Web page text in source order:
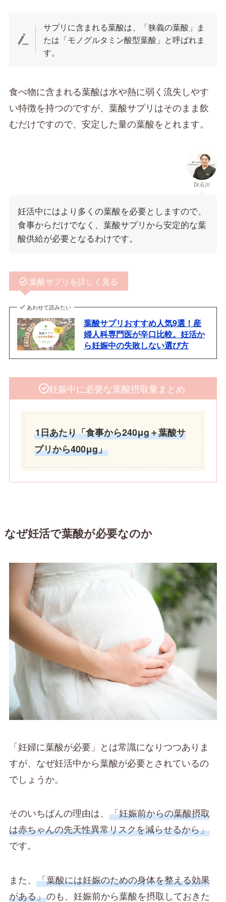
サプリに含まれる葉酸は、「狭義の葉酸」ま
たは「モノグルタミン酸型葉酸」と呼ばれま
す。
食べ物に含まれる葉酸は水や熱に弱く流失しやす
い特徴を持つのですが、葉酸サプリはそのまま飲
むだけですので、安定した量の葉酸をとれます。
Dr.石川
妊活中にはより多くの葉酸を必要としますので、
食事からだけでなく、葉酸サプリから安定的な葉
酸供給が必要となるわけです。
葉酸サプリを詳しく見る
あわせて読みたい
葉酸サプリおすすめ人気9選！産
婦人科専門医が辛口比較。妊活か
ら妊娠中の失敗しない選び方
妊娠中に必要な葉酸摂取量まとめ
1日あたり「食事から240μg＋葉酸サ
プリから400μg」
なぜ妊活で葉酸が必要なのか
「妊婦に葉酸が必要」とは常識になりつつありま
すが、なぜ妊活中から葉酸が必要とされているの
でしょうか。
そのいちばんの理由は、 「妊娠前からの葉酸摂取
は赤ちゃんの先天性異常リスクを減らせるから」
です。
また、 「葉酸には妊娠のための身体を整える効果
がある」のも、妊娠前から葉酸を摂取しておきた